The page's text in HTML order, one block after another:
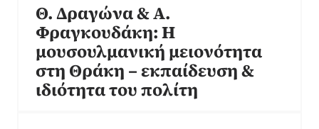
Θ. Δραγώνα & Α.
Φραγκουδάκη: Η
μουσουλμανική μειονότητα
στη Θράκη – εκπαίδευση &
ιδιότητα του πολίτη